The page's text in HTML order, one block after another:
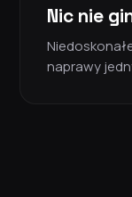
Nic nie
naprawy